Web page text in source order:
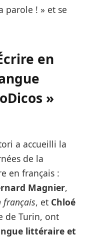
parole ! » et se
en
»
a accueilli la
de la
en français :
Magnier,
français, et Chloé
de Turin, ont
littéraire et